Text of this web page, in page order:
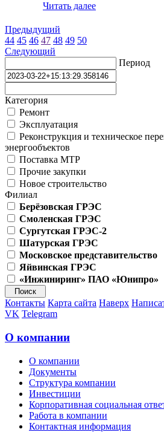
Читать далее
Предыдущий
44 45 46 47 48 49 50
Следующий
Период
Категория
Ремонт
Эксплуатация
Реконструкция и техническое
энергообъектов
Поставка МТР
Прочие закупки
Новое строительство
Филиал
Берёзовская ГРЭС
Смоленская ГРЭС
Сургутская ГРЭС-2
Шатурская ГРЭС
Московское представительство
Яйвинская ГРЭС
«Инжиниринг» ПАО «Юнипро»
Контакты Карта сайта Наверх
VK Telegram
О компании
О компании
Документы
Структура компании
Инвестиции
Корпоративная социальная
Работа в компании
Контактная информация